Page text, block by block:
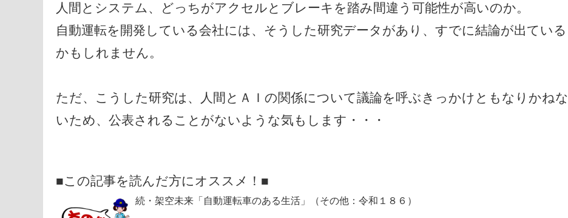
人間とシステム、どっちがアクセルとブレーキを踏み間違う可能性が高いのか。
自動運転を開発している会社には、そうした研究データがあり、すでに結論が出ている
かもしれません。
ただ、こうした研究は、人間とＡＩの関係について議論を呼ぶきっかけともなりかねな
いため、公表されることがないような気もします・・・
■この記事を読んだ方にオススメ！■
続・架空未来「自動運転車のある生活」（その他：令和１８６）